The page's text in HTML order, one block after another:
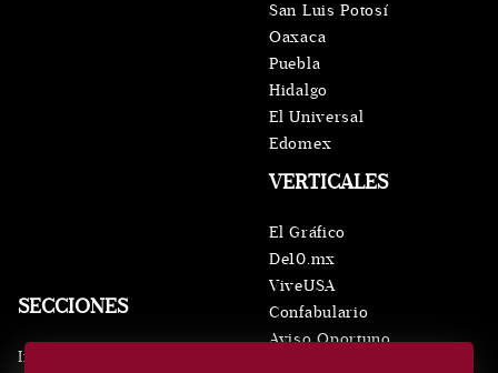
SECCIONES
Inicio
VERTICALES
El Gráfico
De10.mx
ViveUSA
Confabulario
Aviso Oportuno
San Luis Potosí
Oaxaca
Puebla
Hidalgo
El Universal
Edomex